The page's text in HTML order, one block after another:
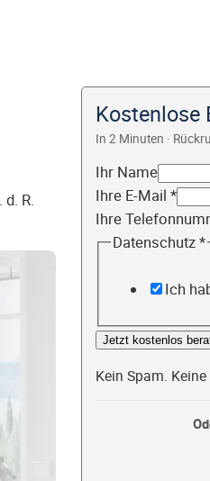
R.
Kostenlose
In 2 Minuten ·
Ihr Name
Ihre E-Mail *
Ihre
Datenschutz*
Ich
Jetzt kostenlos
Kein Spam.